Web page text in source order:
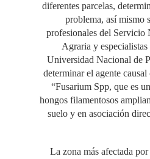
diferentes parcelas,
problema, así mismo
profesionales del Servicio
Agraria y especialistas
Universidad Nacional de
determinar el agente
“Fusarium Spp, que es
hongos filamentosos
suelo y en asociación
La zona más afectada